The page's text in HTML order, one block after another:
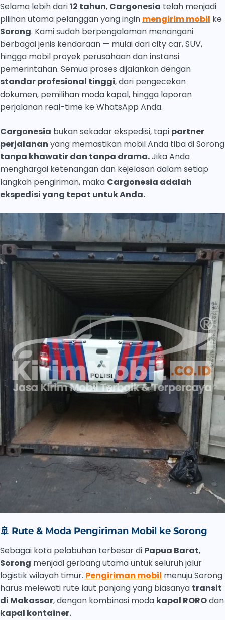
Selama lebih dari12 tahun, Cargonesia telah menjadi
pilihan utama pelanggan yang ingin mengirim mobil ke
Sorong. Kami sudah berpengalaman menangani
berbagai jenis kendaraan — mulai dari city car, SUV,
hingga mobil proyek perusahaan dan instansi
pemerintahan. Semua proses dijalankan dengan
standar profesional tinggi, dari pengecekan
dokumen, pemilihan moda kapal, hingga laporan
perjalanan real-time ke WhatsApp Anda.
Cargonesia bukan sekadar ekspedisi, tapi partner
perjalanan yang memastikan mobil Anda tiba di Sorong
tanpa khawatir dan tanpa drama.Jika Anda
menghargai ketenangan dan kejelasan dalam setiap
langkah pengiriman, maka Cargonesia adalah
ekspedisi yang tepat untuk Anda.
🚢 Rute & Moda Pengiriman Mobil ke Sorong
Sebagai kota pelabuhan terbesar di Papua Barat,
Sorong menjadi gerbang utama untuk seluruh jalur
logistik wilayah timur. Pengiriman mobil menuju Sorong
harus melewati rute laut panjang yang biasanya transit
di Makassar, dengan kombinasi moda kapal ROROdan
kapal kontainer.